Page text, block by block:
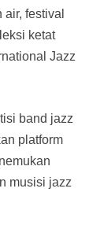
festival
ketat
Jazz
band jazz
platform
musisi jazz